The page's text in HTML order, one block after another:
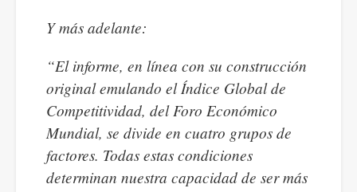
Y más adelante:
“El informe, en línea con su construcción
original emulando el Índice Global de
Competitividad, del Foro Económico
Mundial, se divide en cuatro grupos de
factores. Todas estas condiciones
determinan nuestra capacidad de ser más